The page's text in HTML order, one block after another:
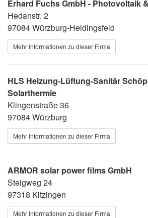
Erhard Fuchs GmbH - Photovoltaik
Hedanstr. 2
97084 Würzburg-Heidingsfeld
Mehr Informationen zu dieser Firma
HLS Heizung-Lüftung-Sanitär
Solarthermie
Klingenstraße 36
97084 Würzburg
Mehr Informationen zu dieser Firma
ARMOR solar power films GmbH
Steigweg 24
97318 Kitzingen
Mehr Informationen zu dieser Firma